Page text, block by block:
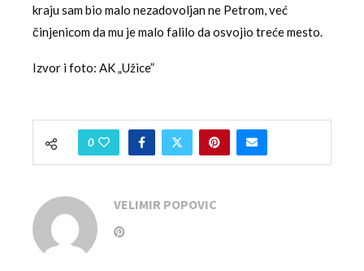
kraju sam bio malo nezadovoljan ne Petrom, već
činjenicom da mu je malo falilo da osvojio treće mesto.
Izvor i foto: AK „Užice”
0
VELIMIR POPOVIC